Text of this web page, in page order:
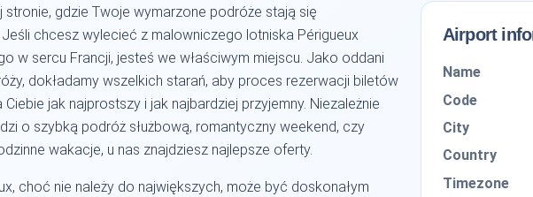
stronie, gdzie Twoje wymarzone podróże stają się
chcesz wylecieć z malowniczego lotniska Périgueux
w sercu Francji, jesteś we właściwym miejscu. Jako oddani
dokładamy wszelkich starań, aby proces rezerwacji biletów
Ciebie jak najprostszy i jak najbardziej przyjemny. Niezależnie
o szybką podróż służbową, romantyczny weekend, czy
wakacje, u nas znajdziesz najlepsze oferty.
choć nie należy do największych, może być doskonałym
Airport
Name
Code
City
Country
Timezone